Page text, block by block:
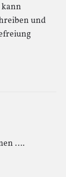
und
….